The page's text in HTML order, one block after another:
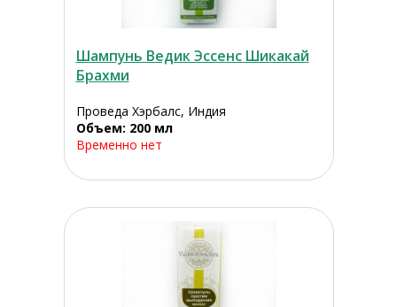
Шампунь Ведик Эссенс Шикакай
Брахми
Проведа Хэрбалс, Индия
Объем: 200 мл
Временно нет